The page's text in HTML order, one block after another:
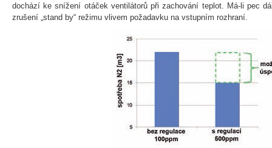
dochází ke snížení otáček ventilátorů při zachování teplot. Má-li pec
zrušení „stand by“ režimu vlivem požadavku na vstupním rozhraní.